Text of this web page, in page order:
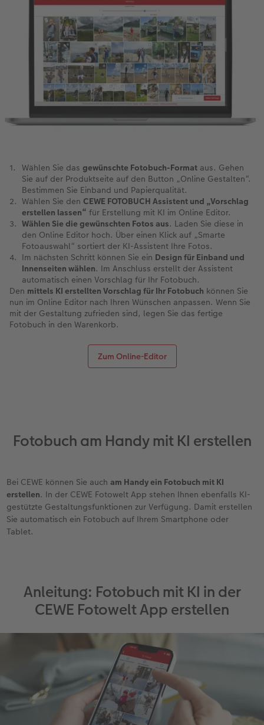
Wählen Sie das gewünschte Fotobuch-Format aus. Gehen
Sie auf der Produktseite auf den Button „Online Gestalten“.
Bestimmen Sie Einband und Papierqualität.
Wählen Sie den CEWE FOTOBUCH Assistent und „Vorschlag
erstellen lassen“ für Erstellung mit KI im Online Editor.
Wählen Sie die gewünschten Fotos aus. Laden Sie diese in
den Online Editor hoch. Über einen Klick auf „Smarte
Fotoauswahl“ sortiert der KI-Assistent Ihre Fotos.
Im nächsten Schritt können Sie ein Design für Einband und
Innenseiten wählen. Im Anschluss erstellt der Assistent
automatisch einen Vorschlag für Ihr Fotobuch.
Den mittels KI erstellten Vorschlag für Ihr Fotobuch können Sie
nun im Online Editor nach Ihren Wünschen anpassen. Wenn Sie
mit der Gestaltung zufrieden sind, legen Sie das fertige
Fotobuch in den Warenkorb.
Zum Online-Editor
Fotobuch am Handy mit KI erstellen
Bei CEWE können Sie aucham Handy ein Fotobuch mit KI
erstellen. In der CEWE Fotowelt App stehen Ihnen ebenfalls KI-
gestützte Gestaltungsfunktionen zur Verfügung. Damit erstellen
Sie automatisch ein Fotobuch auf Ihrem Smartphone oder
Tablet.
Anleitung: Fotobuch mit KI in der
CEWE Fotowelt App erstellen